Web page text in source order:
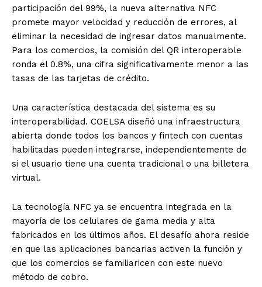
participación del 99%, la nueva alternativa NFC
promete mayor velocidad y reducción de errores, al
eliminar la necesidad de ingresar datos manualmente.
Para los comercios, la comisión del QR interoperable
ronda el 0.8%, una cifra significativamente menor a las
tasas de las tarjetas de crédito.
Una característica destacada del sistema es su
interoperabilidad. COELSA diseñó una infraestructura
abierta donde todos los bancos y fintech con cuentas
habilitadas pueden integrarse, independientemente de
si el usuario tiene una cuenta tradicional o una billetera
virtual.
La tecnología NFC ya se encuentra integrada en la
mayoría de los celulares de gama media y alta
fabricados en los últimos años. El desafío ahora reside
en que las aplicaciones bancarias activen la función y
que los comercios se familiaricen con este nuevo
método de cobro.